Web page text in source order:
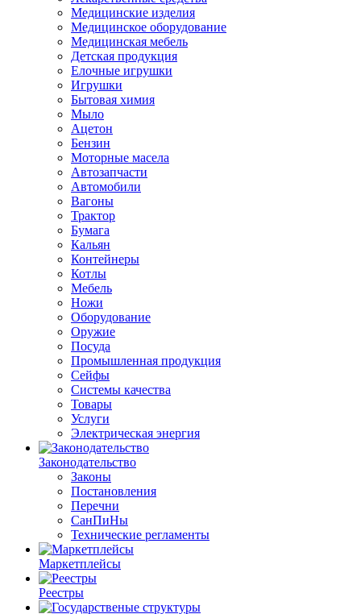
Медицинские изделия
Медицинское оборудование
Медицинская мебель
Детская продукция
Елочные игрушки
Игрушки
Бытовая химия
Мыло
Ацетон
Бензин
Моторные масела
Автозапчасти
Автомобили
Вагоны
Трактор
Бумага
Кальян
Контейнеры
Котлы
Мебель
Ножи
Оборудование
Оружие
Посуда
Промышленная продукция
Сейфы
Системы качества
Товары
Услуги
Электрическая энергия
Законодательство
Законы
Постановления
Перечни
СанПиНы
Технические регламенты
Маркетплейсы
Реестры